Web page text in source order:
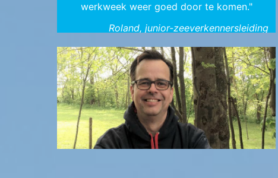
werkweek weer goed door te komen."
Roland, junior-zeeverkennersleiding